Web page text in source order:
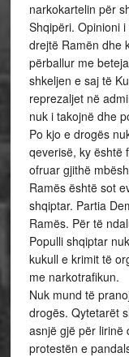
narkokartelin për
Shqipëri. Opinioni
drejtë Ramën dhe
përballur me
shkeljen e saj të
reprezaljet në
nuk i takojnë dhe
Po kjo e drogës
qeverisë, ky është
ofruar gjithë
Ramës është sot
shqiptar. Partia
Ramës. Për të
Populli shqiptar
kukull e krimit të
me narkotrafikun.
Nuk mund të
drogës. Qytetarët
asnjë gjë për lirinë
protestën e